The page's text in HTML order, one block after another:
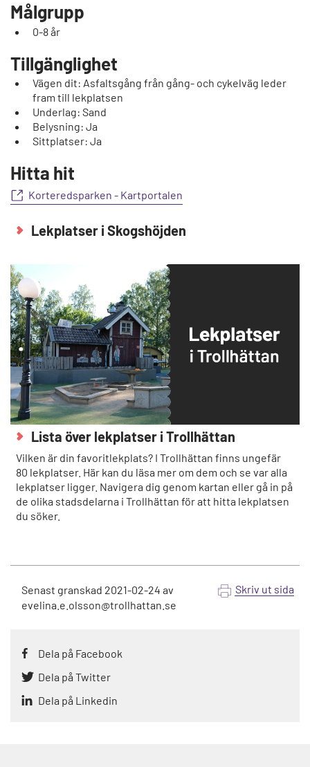
Målgrupp
0-8 år
Tillgänglighet
Vägen dit: Asfaltsgång från gång- och cykelväg leder
fram till lekplatsen
Underlag: Sand
Belysning: Ja
Sittplatser: Ja
Hitta hit
Korteredsparken - Kartportalen
Lekplatser i Skogshöjden
Lista över lekplatser i Trollhättan
Vilken är din favoritlekplats? I Trollhättan finns ungefär
80 lekplatser. Här kan du läsa mer om dem och se var alla
lekplatser ligger. Navigera dig genom kartan eller gå in på
de olika stadsdelarna i Trollhättan för att hitta lekplatsen
du söker.
Senast granskad 2021-02-24 av
evelina.e.olsson@trollhattan.se
Skriv ut sida
Dela på Facebook
Dela på Twitter
Dela på Linkedin